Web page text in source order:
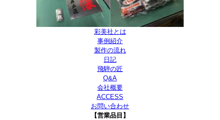
彩美社とは
事例紹介
製作の流れ
日記
飛騨の匠
Q&A
会社概要
ACCESS
お問い合わせ
【営業品目】